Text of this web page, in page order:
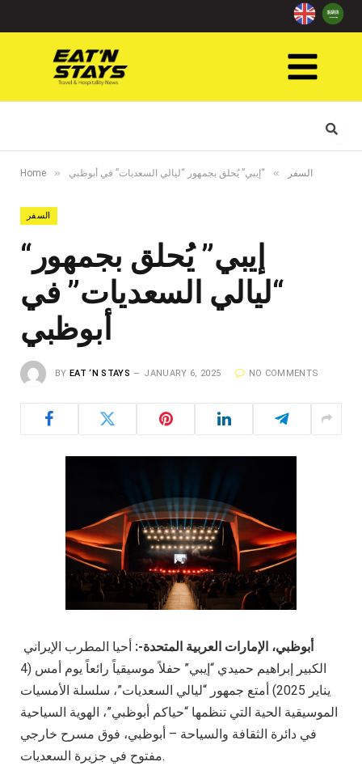
Home » السفر » “إيبي” يُحلق بجمهور “ليالي السعديات” في أبوظبي
السفر
“إيبي” يُحلق بجمهور
“ليالي السعديات” في
أبوظبي
BY EAT ‘N STAYS JANUARY 6, 2025 NO COMMENTS
أبوظبي، الإمارات العربية المتحدة-: أحيا المطرب الإيراني
الكبير إبراهيم حميدي “إيبي” حفلاً موسيقياً رائعاً يوم أمس (4
يناير 2025) أمتع جمهور “ليالي السعديات”، سلسلة الأمسيات
الموسيقية الحية التي تنظمها “حياكم أبوظبي”، الهوية السياحية
في دائرة الثقافة والسياحة – أبوظبي، فوق مسرح خارجي
مفتوح في جزيرة السعديات.